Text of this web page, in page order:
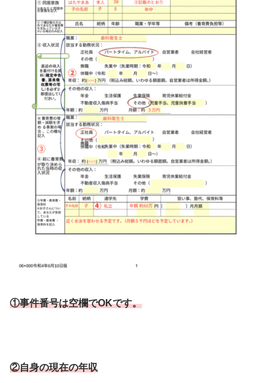
①事件番号は空欄でOKです。
②自身の現在の年収